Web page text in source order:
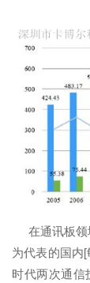
在通讯板领
为代表的国内
时代两次通